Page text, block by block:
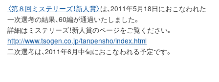
〈第８回ミステリーズ！新人賞〉は、2011年5月18日におこなわれた
一次選考の結果、60編が通過いたしました。
詳細はミステリーズ！新人賞のページをご覧ください。
http://www.tsogen.co.jp/tanpensho/index.html
二次選考は、2011年6月中旬におこなわれる予定です。